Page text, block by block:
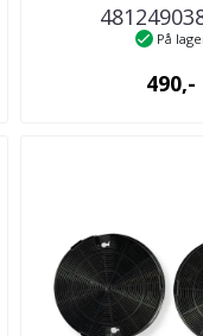
På
490,-